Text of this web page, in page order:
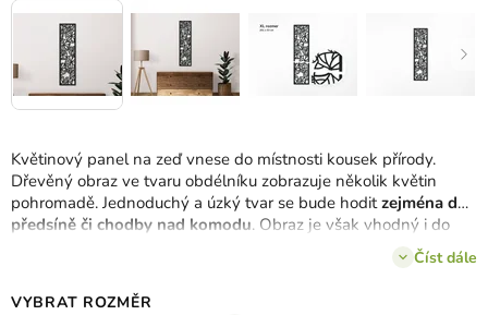
Květinový panel na zeď vnese do místnosti kousek přírody.
Dřevěný obraz ve tvaru obdélníku zobrazuje několik květin
pohromadě. Jednoduchý a úzký tvar se bude hoditzejména do
předsíně či chodby nad komodu. Obraz je však vhodný i do
Číst dále
VYBRAT ROZMĚR